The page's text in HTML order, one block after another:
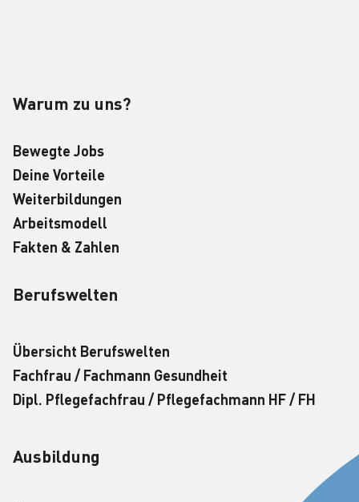
Warum zu uns?
Bewegte Jobs
Deine Vorteile
Weiterbildungen
Arbeitsmodell
Fakten & Zahlen
Berufswelten
Übersicht Berufswelten
Fachfrau / Fachmann Gesundheit
Dipl. Pflegefachfrau / Pflegefachmann HF / FH
Ausbildung